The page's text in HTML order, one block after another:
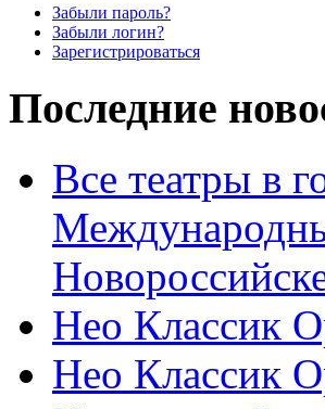
Забыли пароль?
Забыли логин?
Зарегистрироваться
Последние
Все театры в
Нео Классик
Нео Классик